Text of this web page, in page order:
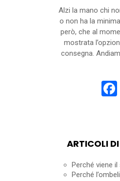
Alzi la mano chi
o non ha la
però, che al
mostrata
consegna.
ARTICOLI
Perché viene
Perché